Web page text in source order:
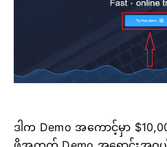
ဒါက Demo အကောင့်မှာ